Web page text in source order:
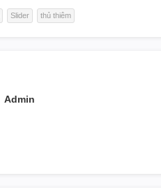
Slider thủ thiêm
Admin